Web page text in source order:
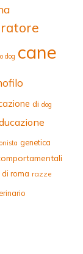
dog cane
di dog
genetica
roma razze